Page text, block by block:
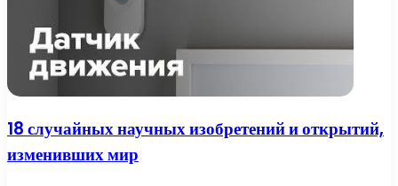
18 случайных научных изобретений и открытий,
изменивших мир